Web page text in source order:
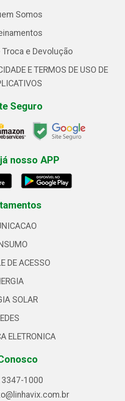
Somos
e Devolução
E TERMOS DE USO DE
Seguro
nosso APP
DE ACESSO
SOLAR
ELETRONICA
3347-1000